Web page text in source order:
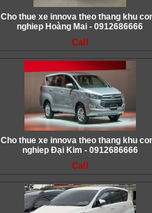
Cho thue xe innova theo thang khu
nghiep Hoàng Mai - 0912686666
Call
Cho thue xe innova theo thang khu
nghiep Đại Kim - 0912686666
Call